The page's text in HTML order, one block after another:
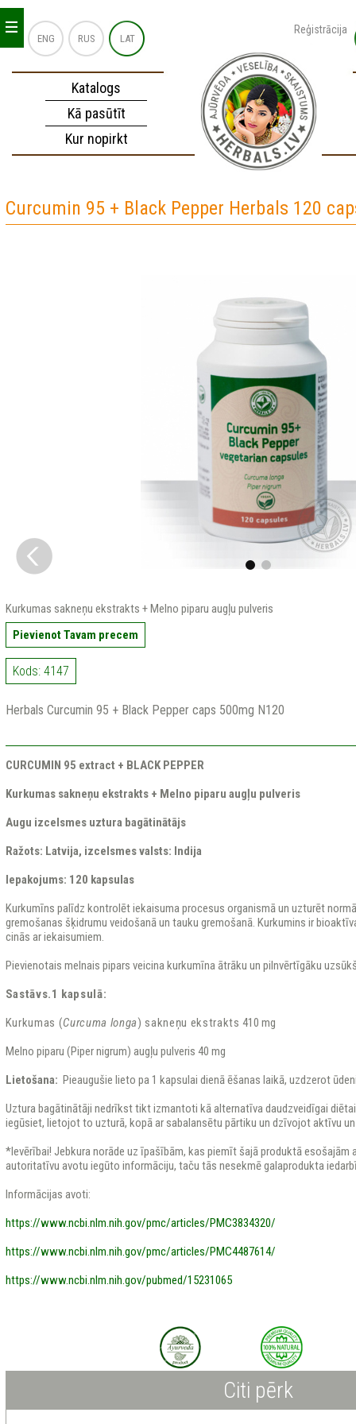
ENG RUS LAT
Reģistrācija
Katalogs
Kā pasūtīt
Kur nopirkt
_
_
_
Curcumin 95 + Black Pepper Herbals 120
Kurkumas sakneņu ekstrakts + Melno piparu augļu pulveris
Pievienot Tavam precem
Kods: 4147
Herbals Curcumin 95 + Black Pepper caps 500mg N120
CURCUMIN 95 extract + BLACK PEPPER
Kurkumas sakneņu ekstrakts + Melno piparu augļu pulveris
Augu izcelsmes uztura bagātinātājs
Ražots: Latvija, izcelsmes valsts: Indija
Iepakojums: 120 kapsulas
Kurkumīns palīdz kontrolēt iekaisuma procesus organismā un uzturēt
gremošanas šķidrumu veidošanā un tauku gremošanā. Kurkumins ir
cinās ar iekaisumiem.
Pievienotais melnais pipars veicina kurkumīna ātrāku un pilnvērtīgāku
Sastāvs.1 kapsulā:
Kurkumas (Curcuma longa) sakneņu ekstrakts 410 mg
Melno piparu (Piper nigrum) augļu pulveris 40 mg
Lietošana: Pieaugušie lieto pa 1 kapsulai dienā ēšanas laikā, uzdzerot
Uztura bagātinātāji nedrīkst tikt izmantoti kā alternatīva daudzveidīgai
iegūsiet, lietojot to uzturā, kopā ar sabalansētu pārtiku un dzīvojot aktīvu
*Ievērībai! Jebkura norāde uz īpašībām, kas piemīt šajā produktā esošajām
autoritatīvu avotu iegūto informāciju, taču tās nesekmē galaprodukta
Informācijas avoti:
https://www.ncbi.nlm.nih.gov/pmc/articles/PMC3834320/
https://www.ncbi.nlm.nih.gov/pmc/articles/PMC4487614/
https://www.ncbi.nlm.nih.gov/pubmed/15231065
Citi pērk